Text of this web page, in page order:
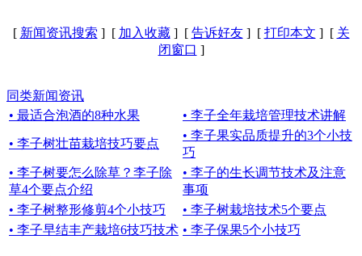
[ 新闻资讯搜索 ] [ 加入收藏] [ 告诉好友] [ 打印本文 ] [ 关
闭窗口 ]
同类新闻资讯
• 最适合泡酒的8种水果
• 李子全年栽培管理技术讲解
• 李子树壮苗栽培技巧要点
• 李子果实品质提升的3个小技
巧
• 李子树要怎么除草？李子除
草4个要点介绍
• 李子的生长调节技术及注意
事项
• 李子树整形修剪4个小技巧
• 李子树栽培技术5个要点
• 李子早结丰产栽培6技巧技术 • 李子保果5个小技巧